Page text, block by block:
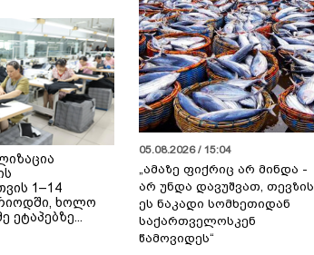
1–14
ხოლო
ეტაპებზე...
05.08.2026 / 15:04
„ამაზე ფიქრიც არ მინდა -
არ უნდა დავუშვათ, თევზის
ეს ნაკადი სომხეთიდან
საქართველოსკენ
წამოვიდეს“